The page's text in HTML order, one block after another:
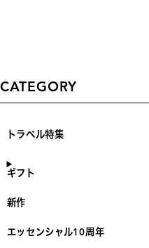
CATEGORY
トラベル特集
ギフト
新作
エッセンシャル10周年